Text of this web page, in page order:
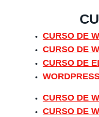
CURSO DE
CURSO DE
CURSO DE
CURSO DE
CURSO DE